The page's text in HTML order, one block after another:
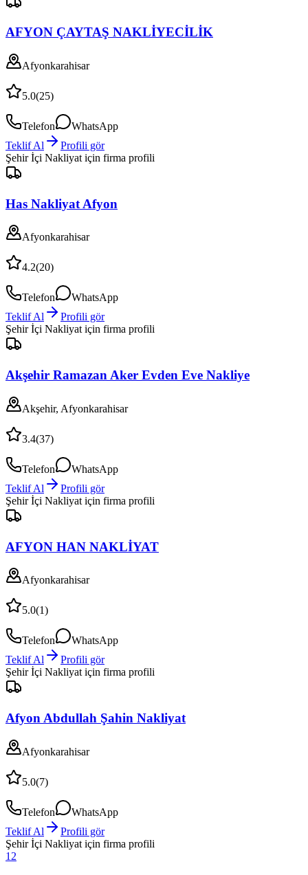
AFYON ÇAYTAŞ NAKLİYECİLİK
Afyonkarahisar
5.0(25)
Telefon
WhatsApp
Teklif Al
Profili gör
Şehir İçi Nakliyat için firma profili
Has Nakliyat Afyon
Afyonkarahisar
4.2(20)
Telefon
WhatsApp
Teklif Al
Profili gör
Şehir İçi Nakliyatiçin firma profili
Akşehir Ramazan Aker Evden Eve Nakliye
Akşehir, Afyonkarahisar
3.4(37)
Telefon
WhatsApp
Teklif Al
Profili gör
Şehir İçi Nakliyat için firma profili
AFYON HAN NAKLİYAT
Afyonkarahisar
5.0(1)
Telefon
WhatsApp
Teklif Al
Profili gör
Şehir İçi Nakliyat için firma profili
Afyon Abdullah Şahin Nakliyat
Afyonkarahisar
5.0(7)
Telefon
WhatsApp
Teklif Al
Profili gör
Şehir İçi Nakliyat için firma profili
1 2